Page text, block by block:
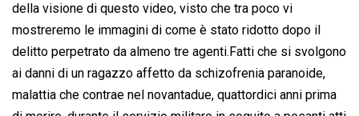
della visione di questo video, visto che tra poco vi
mostreremo le immagini di come è stato ridotto dopo il
delitto perpetrato da almeno tre agenti.Fatti che si svolgono
ai danni di un ragazzo affetto da schizofrenia paranoide,
malattia che contrae nel novantadue, quattordici anni prima